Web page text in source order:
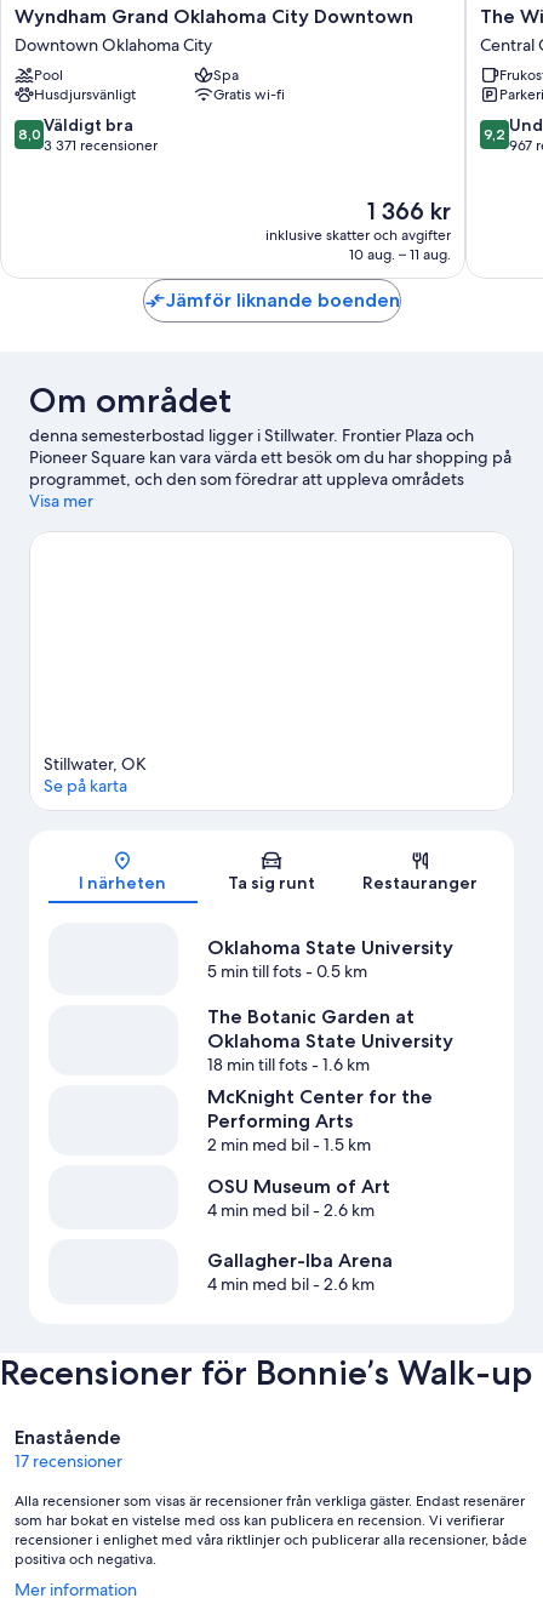
Wyndham
Grand
Oklahoma
City
Downtown
Downtown
Oklahoma
Wyndham Grand Oklahoma City Downtown
Downtown Oklahoma City
Pool
Spa
Husdjursvänligt
Gratis wi-fi
8.0
av
8,0 Väldigt bra
3 371 recensioner
Priset
1 366 kr
1 366 kr
inklusive skatter och avgifter
10 aug. – 11 aug.
The
Winslow
-
City
Central
The
Central
9.2
av
9,2
967
Jämför liknande boenden
Om området
denna semesterbostad ligger i Stillwater. Frontier Plaza och
Pioneer Square kan vara värda ett besök om du har shopping på
programmet, och den som föredrar att uppleva områdets
vackra natur kan utforska Arrington Park och Berry Park. Har du
Kolla upp vad som är på gång på Boone Pickens-stadion eller
Visa mer
Karta
Stillwater, OK
Se på karta
I närheten Ta sig runt Restauranger
Oklahoma State University
5 min till fots- 0.5 km
The Botanic Garden at
Oklahoma State University
18 min till fots- 1.6 km
McKnight Center for the
Performing Arts
2 min med bil- 1.5 km
OSU Museum of Art
4 min med bil- 2.6 km
Gallagher-Iba Arena
4 min med bil- 2.6 km
Recensioner för Bonnie’s Walk-up
Recensioner
Enastående
17 recensioner
Alla recensioner som visas är recensioner från verkliga gäster. Endast resenärer
som har bokat en vistelse med oss kan publicera en recension. Vi verifierar
recensioner i enlighet med våra riktlinjer och publicerar alla recensioner, både
positiva och negativa.
Mer information
Öppnas